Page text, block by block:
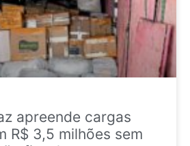
apreende cargas
R$ 3,5 milhões sem